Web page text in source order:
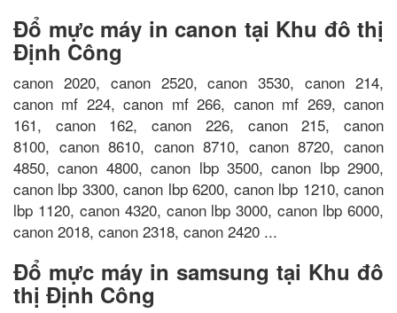
Đổ mực máy in canon tại Khu đô thị
Định Công
canon 2020, canon 2520, canon 3530, canon 214,
canon mf 224, canon mf 266, canon mf 269, canon
161, canon 162, canon 226, canon 215, canon
8100, canon 8610, canon 8710, canon 8720, canon
4850, canon 4800, canon lbp 3500, canon lbp 2900,
canon lbp 3300, canon lbp 6200, canon lbp 1210, canon
lbp 1120, canon 4320, canon lbp 3000, canon lbp 6000,
canon 2018, canon 2318, canon 2420 ...
Đổ mực máy in samsung tại Khu đô
thị Định Công